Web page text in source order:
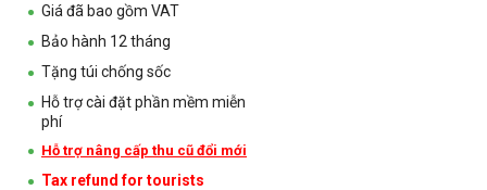
Giá đã bao gồm VAT
Bảo hành 12 tháng
Tặng túi chống sốc
Hỗ trợ cài đặt phần mềm miễn
phí
Hỗ trợ nâng cấp thu cũ đổi mới
Tax refund for tourists